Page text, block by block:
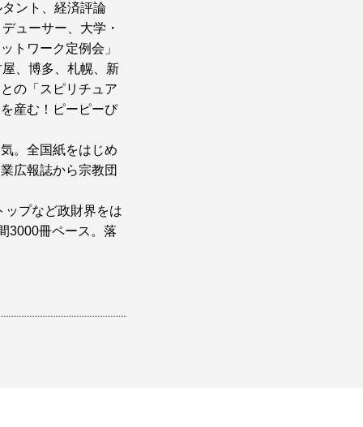
ント、経済評論
ューサー、大学・
トワーク定例会」
、博多、札幌、新
の「スピリチュア
産む！ピーピーぴ
。全国紙をはじめ
広報誌から宗教団
ップなど政財界をは
3000冊ペース。落